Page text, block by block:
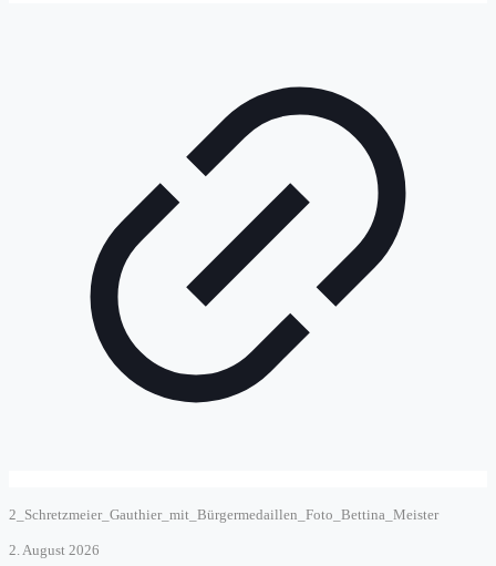
2_Schretzmeier_Gauthier_mit_Bürgermedaillen_Foto_Bettina_Meister
2. August 2026